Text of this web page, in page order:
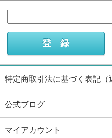
特定商取引法に基づく表記（
公式ブログ
マイアカウント